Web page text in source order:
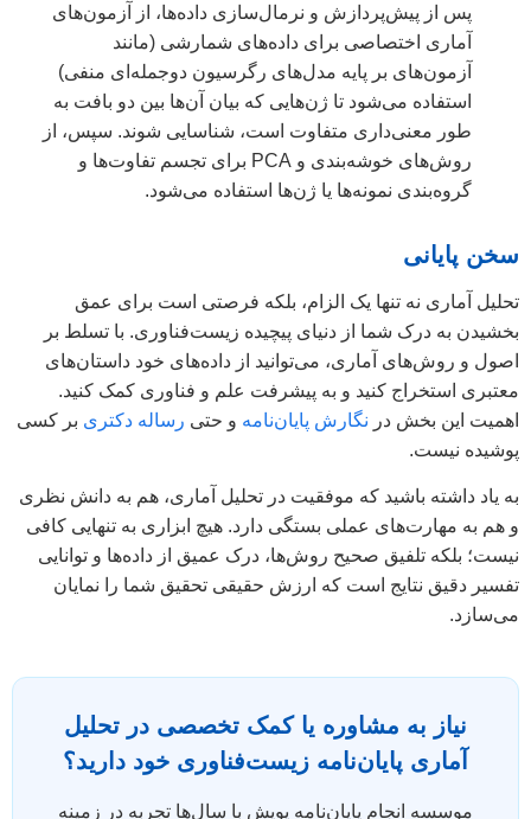
پس از پیش‌پردازش و نرمال‌سازی داده‌ها، از آزمون‌های
آماری اختصاصی برای داده‌های شمارشی (مانند
آزمون‌های بر پایه مدل‌های رگرسیون دوجمله‌ای منفی)
استفاده می‌شود تا ژن‌هایی که بیان آن‌ها بین دو بافت به
طور معنی‌داری متفاوت است، شناسایی شوند. سپس، از
روش‌های خوشه‌بندی و PCA برای تجسم تفاوت‌ها و
گروه‌بندی نمونه‌ها یا ژن‌ها استفاده می‌شود.
سخن پایانی
تحلیل آماری نه تنها یک الزام، بلکه فرصتی است برای عمق
بخشیدن به درک شما از دنیای پیچیده زیست‌فناوری. با تسلط بر
اصول و روش‌های آماری، می‌توانید از داده‌های خود داستان‌های
معتبری استخراج کنید و به پیشرفت علم و فناوری کمک کنید.
اهمیت این بخش در نگارش پایان‌نامه و حتی رساله دکتری بر کسی
پوشیده نیست.
به یاد داشته باشید که موفقیت در تحلیل آماری، هم به دانش نظری
و هم به مهارت‌های عملی بستگی دارد. هیچ ابزاری به تنهایی کافی
نیست؛ بلکه تلفیق صحیح روش‌ها، درک عمیق از داده‌ها و توانایی
تفسیر دقیق نتایج است که ارزش حقیقی تحقیق شما را نمایان
می‌سازد.
نیاز به مشاوره یا کمک تخصصی در تحلیل
آماری پایان‌نامه زیست‌فناوری خود دارید؟
موسسه انجام پایان‌نامه پویش با سال‌ها تجربه در زمینه